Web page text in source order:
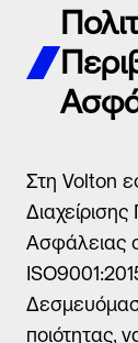
Στη Volton
Ασφάλειας
ποιότητας,